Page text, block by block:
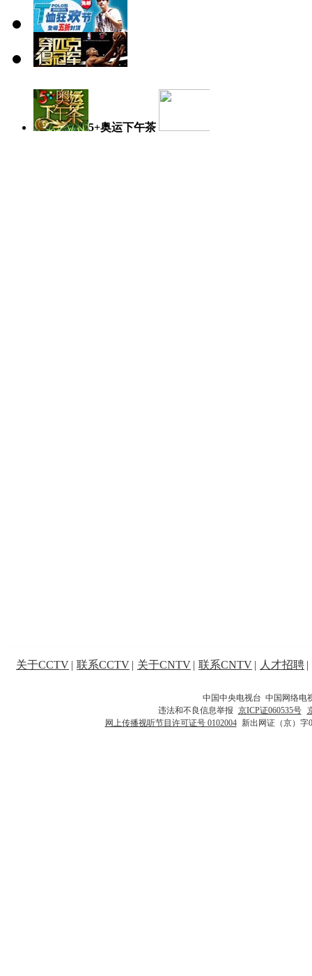
5+奥运下午茶
关于CCTV | 联系CCTV | 关于CNTV | 联系CNTV | 人才招聘 |
中国中央电视台 中国网络电
违法和不良信息举报 京ICP证060535号
网上传播视听节目许可证号 0102004 新出网证（京）